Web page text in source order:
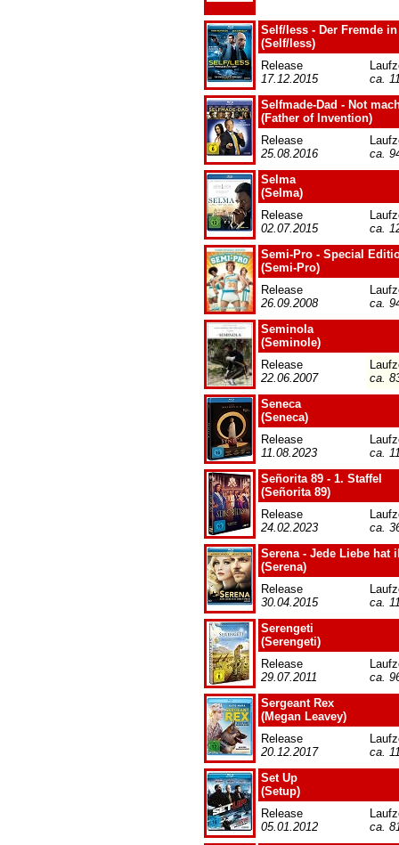
Self/less - Der Fremde
(Self/less)
Release
17.12.2015
ca.
Selfmade-Dad - Not
(Father of Invention)
Release
25.08.2016
ca.
Selma
(Selma)
Release
02.07.2015
ca.
Semi-Pro - Special
(Semi-Pro)
Release
26.09.2008
ca.
Seminola
(Seminole)
Release
22.06.2007
ca.
Seneca
(Seneca)
Release
11.08.2023
ca.
Señorita 89 - 1. Staffel
(Señorita 89)
Release
24.02.2023
ca.
Serena - Jede Liebe hat
(Serena)
Release
30.04.2015
ca.
Serengeti
(Serengeti)
Release
29.07.2011
ca.
Sergeant Rex
(Megan Leavey)
Release
20.12.2017
ca.
Set Up
(Setup)
Release
05.01.2012
ca.